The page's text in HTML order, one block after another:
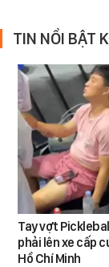
TIN NỔI BẬT
Tay vợt
phải lên xe cấp
Hồ Chí Minh